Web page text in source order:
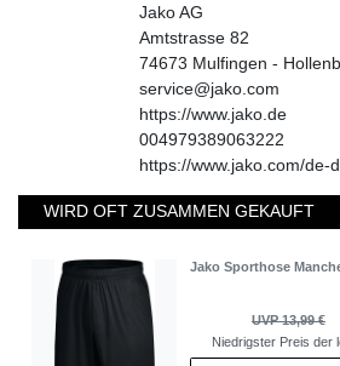
Jako AG
Amtstrasse 82
74673 Mulfingen -
service@jako.com
https://www.jako.de
004979389063222
https://www.jako.com/de-
WIRD OFT ZUSAMMEN GEKAUFT
Jako Sporthose
UVP 13,99 €
Niedrigster Preis der